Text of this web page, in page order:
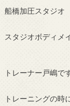
船橋加圧スタジオ
スタジオボディメ
トレーナー戸嶋で
トレーニングの時